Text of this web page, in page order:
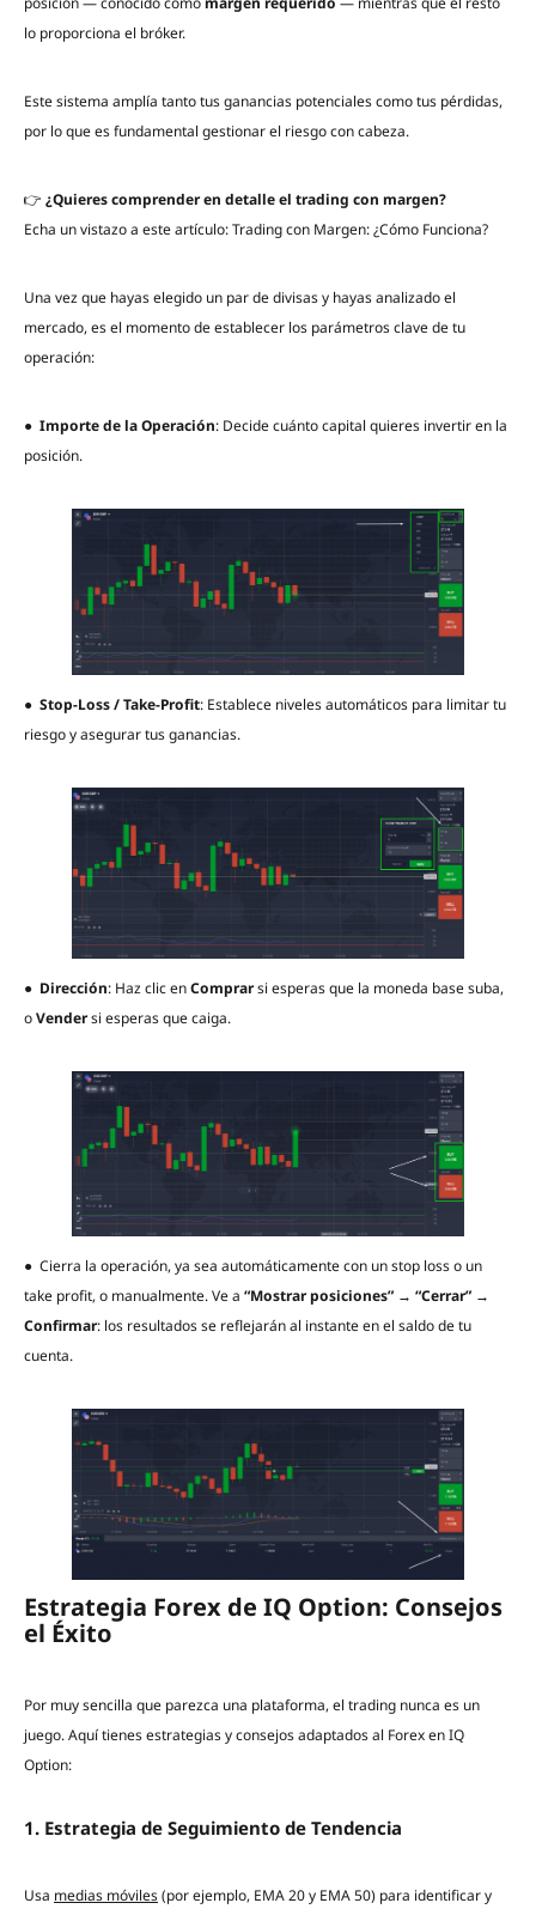
lo proporciona el bróker.
Este sistema amplía tanto tus ganancias potenciales como tus pérdidas,
por lo que es fundamental gestionar el riesgo con cabeza.
👉 ¿Quieres comprender en detalle el trading con margen?
Echa un vistazo a este artículo: Trading con Margen: ¿Cómo Funciona?
Una vez que hayas elegido un par de divisas y hayas analizado el
mercado, es el momento de establecer los parámetros clave de tu
operación:
● Importe de la Operación: Decide cuánto capital quieres invertir en la
posición.
● Stop-Loss / Take-Profit: Establece niveles automáticos para limitar tu
riesgo y asegurar tus ganancias.
● Dirección: Haz clic enComprarsi esperas que la moneda base suba,
oVendersi esperas que caiga.
● Cierra la operación, ya sea automáticamente con un stop loss o un
take profit, o manualmente. Ve a “Mostrar posiciones” → “Cerrar” →
Confirmar: los resultados se reflejarán al instante en el saldo de tu
cuenta.
Estrategia Forex de IQ Option: Consejos
el Éxito
Por muy sencilla que parezca una plataforma, el trading nunca es un
juego. Aquí tienes estrategias y consejos adaptados al Forex en IQ
Option:
1. Estrategia de Seguimiento de Tendencia
Usa medias móviles(por ejemplo, EMA 20 y EMA 50) para identificar y